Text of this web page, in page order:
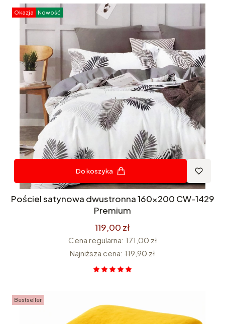
Okazja Nowość
Do koszyka
Pościel satynowa dwustronna 160x200 CW-1429
Premium
119,00 zł
Cena regularna: 171,00 zł
Najniższa cena: 119,90 zł
Bestseller